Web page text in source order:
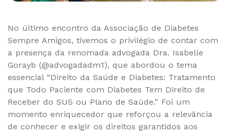
No último encontro da Associação de Diabetes
Sempre Amigos, tivemos o privilégio de contar com
a presença da renomada advogada Dra. Isabelle
Gorayb (@advogadadm1), que abordou o tema
essencial “Direito da Saúde e Diabetes: Tratamento
que Todo Paciente com Diabetes Tem Direito de
Receber do SUS ou Plano de Saúde.” Foi um
momento enriquecedor que reforçou a relevância
de conhecer e exigir os direitos garantidos aos